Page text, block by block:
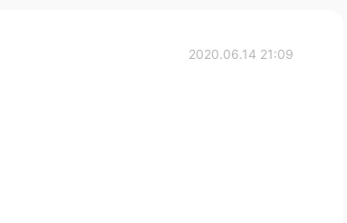
2020.06.14 21:09